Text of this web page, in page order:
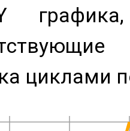
циклами